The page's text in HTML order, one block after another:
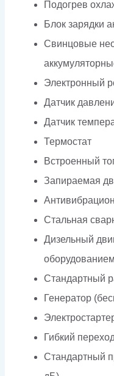
Подогрев
Блок зарядки
Свинцовые
Электронный
Датчик
Датчик
Термостат
Встроенный
Запираемая
Стальная
Дизельный
оборудованием
Стандартный
Генератор
Гибкий
Стандартный